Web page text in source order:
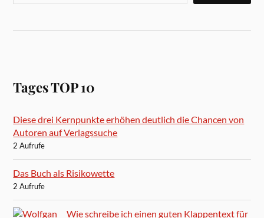
Tages TOP 10
Diese drei Kernpunkte erhöhen deutlich die Chancen von
Autoren auf Verlagssuche
2 Aufrufe
Das Buch als Risikowette
2 Aufrufe
Wie schreibe ich einen guten Klappentext für